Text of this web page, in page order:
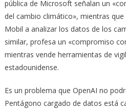
pública de Microsoft señalan un
del cambio climático», mientras
Mobil a analizar los datos de los
similar, profesa un «compromiso
mientras vende herramientas de
estadounidense.
Es un problema que OpenAI no
Pentágono cargado de datos está